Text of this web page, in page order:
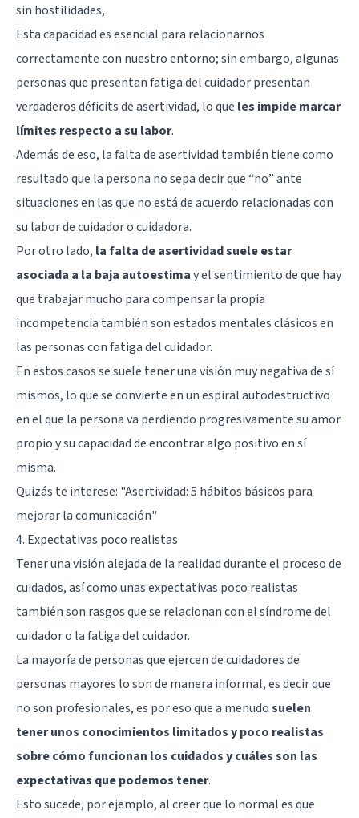
sin hostilidades,
Esta capacidad es esencial para relacionarnos
correctamente con nuestro entorno; sin embargo, algunas
personas que presentan fatiga del cuidador presentan
verdaderos déficits de asertividad, lo que les impide marcar
límites respecto a su labor.
Además de eso, la falta de asertividad también tiene como
resultado que la persona no sepa decir que “no” ante
situaciones en las que no está de acuerdo relacionadas con
su labor de cuidador o cuidadora.
Por otro lado, la falta de asertividad suele estar
asociada a la baja autoestimay el sentimiento de que hay
que trabajar mucho para compensar la propia
incompetencia también son estados mentales clásicos en
las personas con fatiga del cuidador.
En estos casos se suele tener una visión muy negativa de sí
mismos, lo que se convierte en un espiral autodestructivo
en el que la persona va perdiendo progresivamente su amor
propio y su capacidad de encontrar algo positivo en sí
misma.
Quizás te interese: "Asertividad: 5 hábitos básicos para
mejorar la comunicación"
4. Expectativas poco realistas
Tener una visión alejada de la realidad durante el proceso de
cuidados, así como unas expectativas poco realistas
también son rasgos que se relacionan con el síndrome del
cuidador o la fatiga del cuidador.
La mayoría de personas que ejercen de cuidadores de
personas mayores lo son de manera informal, es decir que
no son profesionales, es por eso que a menudosuelen
tener unos conocimientos limitados y poco realistas
sobre cómo funcionan los cuidados y cuáles son las
expectativas que podemos tener.
Esto sucede, por ejemplo, al creer que lo normal es que